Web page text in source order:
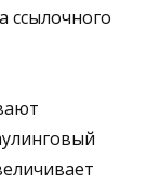
ссылочного